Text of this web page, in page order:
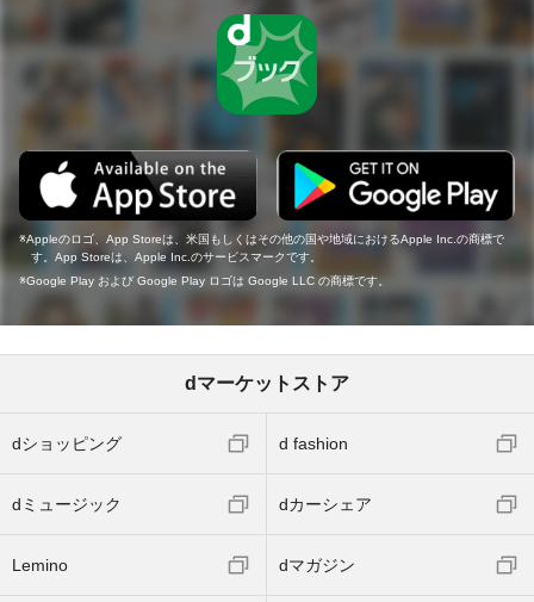
Appleのロゴ、App Storeは、米国もしくはその他の国や地域におけるApple Inc.の商標で
す。App Storeは、Apple Inc.のサービスマークです。
Google Play および Google Play ロゴは Google LLC の商標です。
dマーケットストア
dショッピング d fashion
dミュージック dカーシェア
Lemino dマガジン